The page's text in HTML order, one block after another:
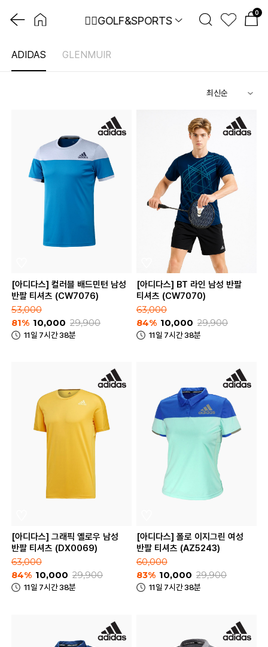
0
🏌️‍♂️GOLF&SPORTS
ADIDAS GLENMUIR
[아디다스] 컬러블 배드민턴 남성
반팔 티셔츠 (CW7076)
53,000
81% 10,000 29,900
11일 7시간 38분
[아디다스] BT 라인 남성 반팔
티셔츠 (CW7070)
63,000
84% 10,000 29,900
11일 7시간 38분
[아디다스] 그래픽 옐로우 남성
반팔 티셔츠 (DX0069)
63,000
84% 10,000 29,900
11일 7시간 38분
[아디다스] 폴로 이지그린 여성
반팔 티셔츠 (AZ5243)
60,000
83% 10,000 29,900
11일 7시간 38분